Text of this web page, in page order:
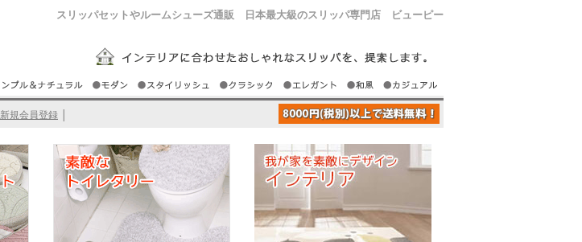
スリッパセットやルームシューズ通販 日本最大級のスリッパ専門店 ビューピー
新規会員登録